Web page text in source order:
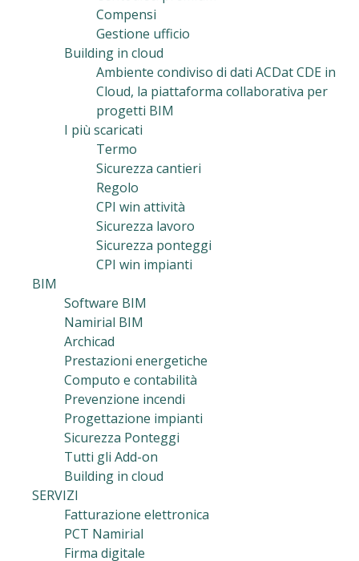
Compensi
Gestione ufficio
Building in cloud
Ambiente condiviso di dati ACDat CDE in
Cloud, la piattaforma collaborativa per
progetti BIM
I più scaricati
Termo
Sicurezza cantieri
Regolo
CPI win attività
Sicurezza lavoro
Sicurezza ponteggi
CPI win impianti
BIM
Software BIM
Namirial BIM
Archicad
Prestazioni energetiche
Computo e contabilità
Prevenzione incendi
Progettazione impianti
Sicurezza Ponteggi
Tutti gli Add-on
Building in cloud
SERVIZI
Fatturazione elettronica
PCT Namirial
Firma digitale